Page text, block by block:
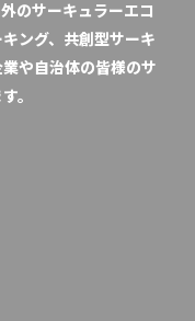
のサーキュラーエコ
ング、共創型サーキ
や自治体の皆様のサ
。